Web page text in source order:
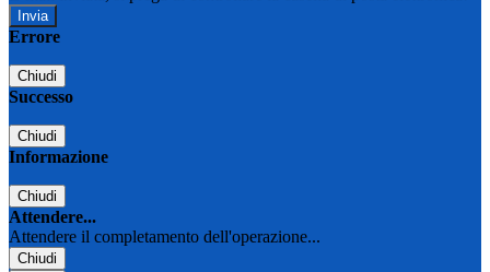
Errore
Chiudi
Successo
Chiudi
Informazione
Chiudi
Attendere...
Attendere il completamento dell'operazione...
Chiudi